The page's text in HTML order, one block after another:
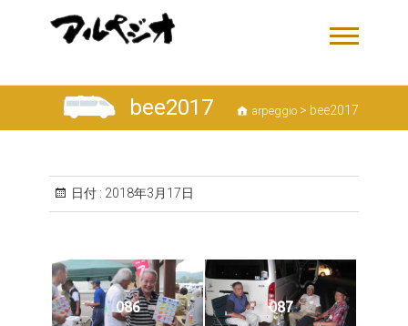
bee2017 arpeggio > bee2017
日付 : 2018年3月17日
086 087